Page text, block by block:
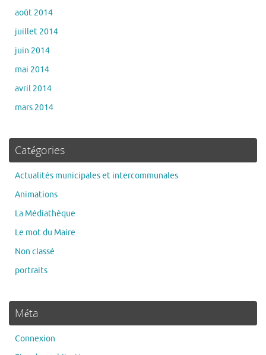
août 2014
juillet 2014
juin 2014
mai 2014
avril 2014
mars 2014
Catégories
Actualités municipales et intercommunales
Animations
La Médiathèque
Le mot du Maire
Non classé
portraits
Méta
Connexion